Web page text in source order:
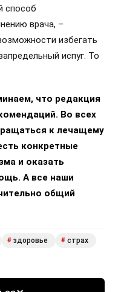
способ
врача, –
избегать
испуг. То
что редакция
Во всех
к лечащему
конкретные
и оказать
А все наши
общий
# здоровье # страх